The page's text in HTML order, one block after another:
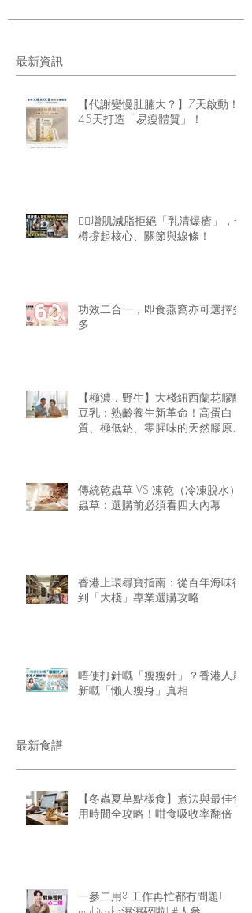
最新資訊
【代謝變慢肚腩大？】7天啟動！
45天打造「易瘦體質」！
🏋️‍♂️增肌減脂拒絕「乳清爆瘡」，一
樽撐起核心、關節與線條！
功效二合一，即食燕窩亦可選擇多
多
【極濃．野生】大棧紐西蘭花膠醇
豆乳：熟齡養生新革命！高蛋白
質、極低鈉、零腥味的天然膠原精
傳統乾蟲草 VS 凍乾（冷凍脫水）
蟲草：選購前必須看四大內幕
香港上環尋寶指南：從百年海味街
到「大棧」專業選購攻略
唔使打針嘅「瘦瘦針」？香港人最
新嘅「懶人瘦身」真相
最新食譜
【冬蟲夏草點樣食】煮法與最佳食
用時間全攻略！咁食吸收率翻倍
一參二用? 工作再忙都冇問題!